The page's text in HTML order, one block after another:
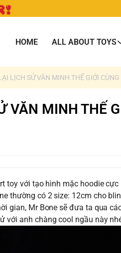
HOME ALL ABOUT TOYS
LỊCH SỬ VĂN MINH THẾ GIỚI
VĂN MINH THẾ
toy với tạo hình mặc hoodie
thường có 2 size: 12cm cho
gian, Mr Bone sẽ đưa ta qua
với anh chàng cool ngầu này